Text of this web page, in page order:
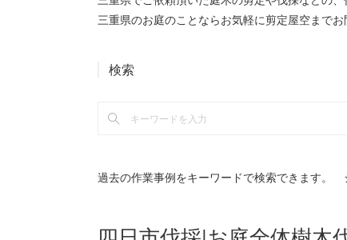
三重県のお庭のことならお気軽に剪定屋空までお
検索
過去の作業事例をキーワードで検索できます。